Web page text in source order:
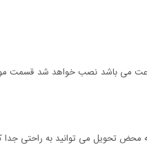
می باشد نصب خواهد شد قسمت
تحویل می توانید به راحتی جدا